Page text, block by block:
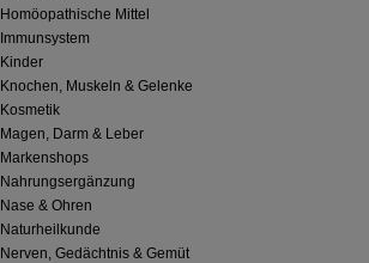
Homöopathische Mittel
Immunsystem
Kinder
Knochen, Muskeln & Gelenke
Kosmetik
Magen, Darm & Leber
Markenshops
Nahrungsergänzung
Nase & Ohren
Naturheilkunde
Nerven, Gedächtnis & Gemüt